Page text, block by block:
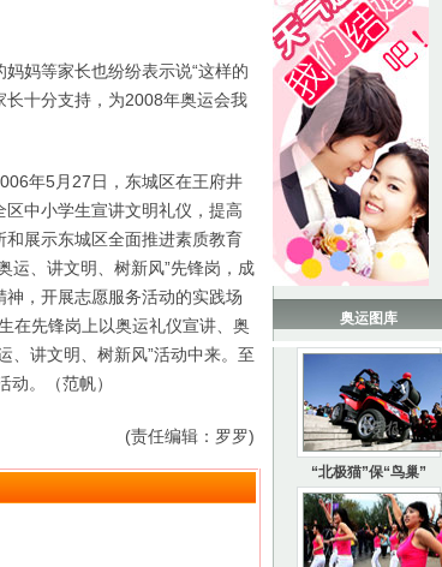
妈等家长也纷纷表示说“这样的
十分支持，为2008年奥运会我
年5月27日，东城区在王府井
中小学生宣讲文明礼仪，提高
展示东城区全面推进素质教育
运、讲文明、树新风”先锋岗，成
，开展志愿服务活动的实践场
在先锋岗上以奥运礼仪宣讲、奥
、讲文明、树新风”活动中来。至
。（范帆）
(责任编辑：罗罗)
奥运图库
“北极猫”保“鸟巢”